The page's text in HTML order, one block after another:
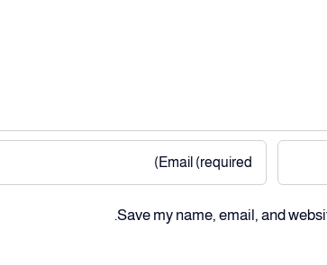
Save my name, email, and